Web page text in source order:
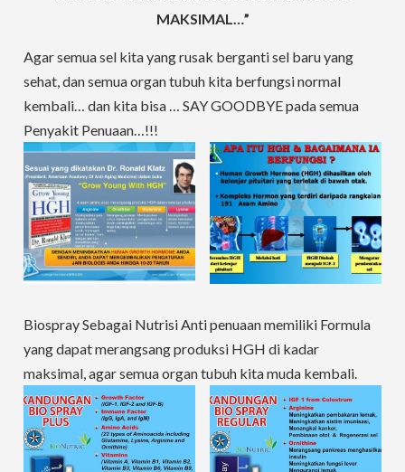
MAKSIMAL…”
Agar semua sel kita yang rusak berganti sel baru yang
sehat, dan semua organ tubuh kita berfungsi normal
kembali… dan kita bisa … SAY GOODBYE pada semua
Penyakit Penuaan…!!!
Biospray Sebagai Nutrisi Anti penuaan memiliki Formula
yang dapat merangsang produksi HGH di kadar
maksimal, agar semua organ tubuh kita muda kembali.